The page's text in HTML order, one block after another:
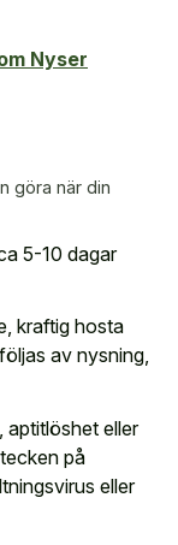
Nyser
göra när din
5-10 dagar
kraftig hosta
av nysning,
aptitlöshet eller
på
eller